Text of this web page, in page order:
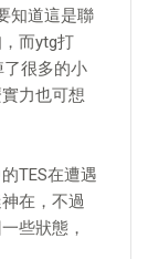
知道這是聯
而ytg打
很多的小
力也可想
TES在遭遇
在，不過
些狀態，